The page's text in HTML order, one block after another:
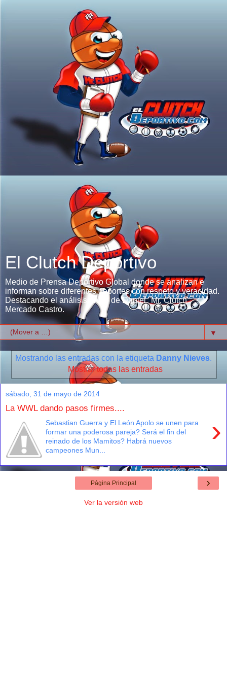
El Clutch Deportivo
Medio de Prensa Deportivo Global donde se analizan e
informan sobre diferentes deportes con respeto y veracidad.
Destacando el análisis único de Daniel "Mr. Clutch"
Mercado Castro.
▼
Mostrando las entradas con la etiqueta Danny Nieves.
Mostrar todas las entradas
sábado, 31 de mayo de 2014
La WWL dando pasos firmes....
›
Sebastian Guerra y El León Apolo se unen para
formar una poderosa pareja? Será el fin del
reinado de los Mamitos? Habrá nuevos
campeones Mun...
›
Página Principal
Ver la versión web